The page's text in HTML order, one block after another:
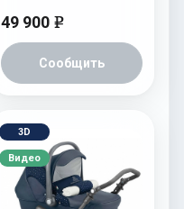
49 900 e
Сообщить
3D
Видео